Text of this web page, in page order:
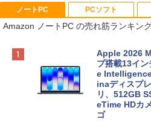
ノートPC
Amazon ノートPC の売れ筋ランキン
Apple 2026
プ搭載13イ
e
inaディスプ
リ、512GB
eTime HDカ
ゴ
PCソフト